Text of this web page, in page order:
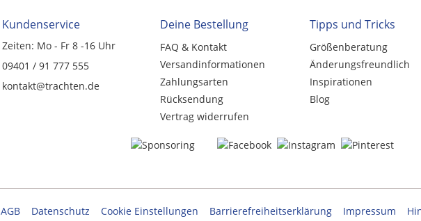
Kundenservice
Zeiten: Mo - Fr 8 -16 Uhr
09401 / 91 777 555
kontakt@trachten.de
Deine Bestellung
FAQ & Kontakt
Versandinformationen
Zahlungsarten
Rücksendung
Vertrag widerrufen
Tipps und Tricks
Größenberatung
Änderungsfreundlich
Inspirationen
Blog
AGB Datenschutz Cookie Einstellungen Barrierefreiheitserklärung Impressum